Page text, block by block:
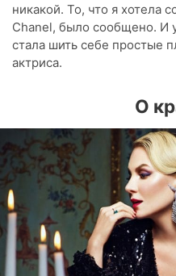
никакой. То, что я хотела
Chanel, было сообщено. И
стала шить себе простые
актриса.
О